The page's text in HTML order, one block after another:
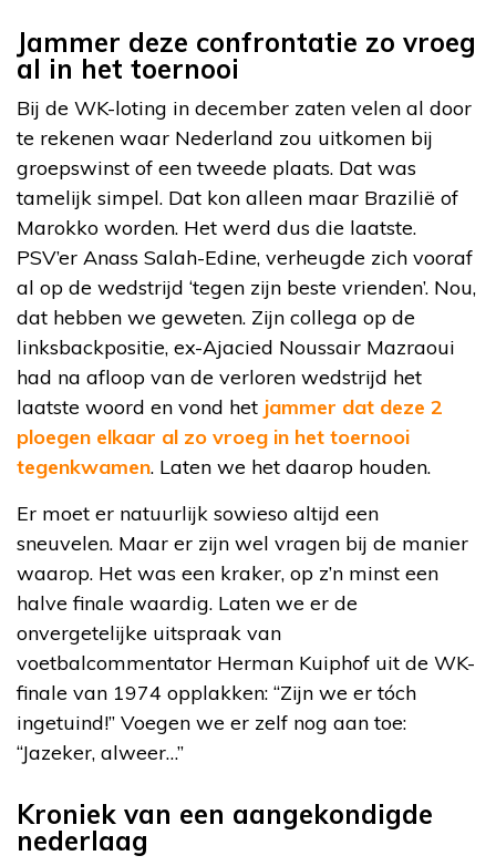
Jammer deze confrontatie zo vroeg
al in het toernooi
Bij de WK-loting in december zaten velen al door
te rekenen waar Nederland zou uitkomen bij
groepswinst of een tweede plaats. Dat was
tamelijk simpel. Dat kon alleen maar Brazilië of
Marokko worden. Het werd dus die laatste.
PSV’er Anass Salah-Edine, verheugde zich vooraf
al op de wedstrijd ‘tegen zijn beste vrienden’. Nou,
dat hebben we geweten. Zijn collega op de
linksbackpositie, ex-Ajacied Noussair Mazraoui
had na afloop van de verloren wedstrijd het
laatste woord en vond het jammer dat deze 2
ploegen elkaar al zo vroeg in het toernooi
tegenkwamen. Laten we het daarop houden.
Er moet er natuurlijk sowieso altijd een
sneuvelen. Maar er zijn wel vragen bij de manier
waarop. Het was een kraker, op z’n minst een
halve finale waardig. Laten we er de
onvergetelijke uitspraak van
voetbalcommentator Herman Kuiphof uit de WK-
finale van 1974 opplakken: “Zijn we er tóch
ingetuind!” Voegen we er zelf nog aan toe:
“Jazeker, alweer…”
Kroniek van een aangekondigde
nederlaag